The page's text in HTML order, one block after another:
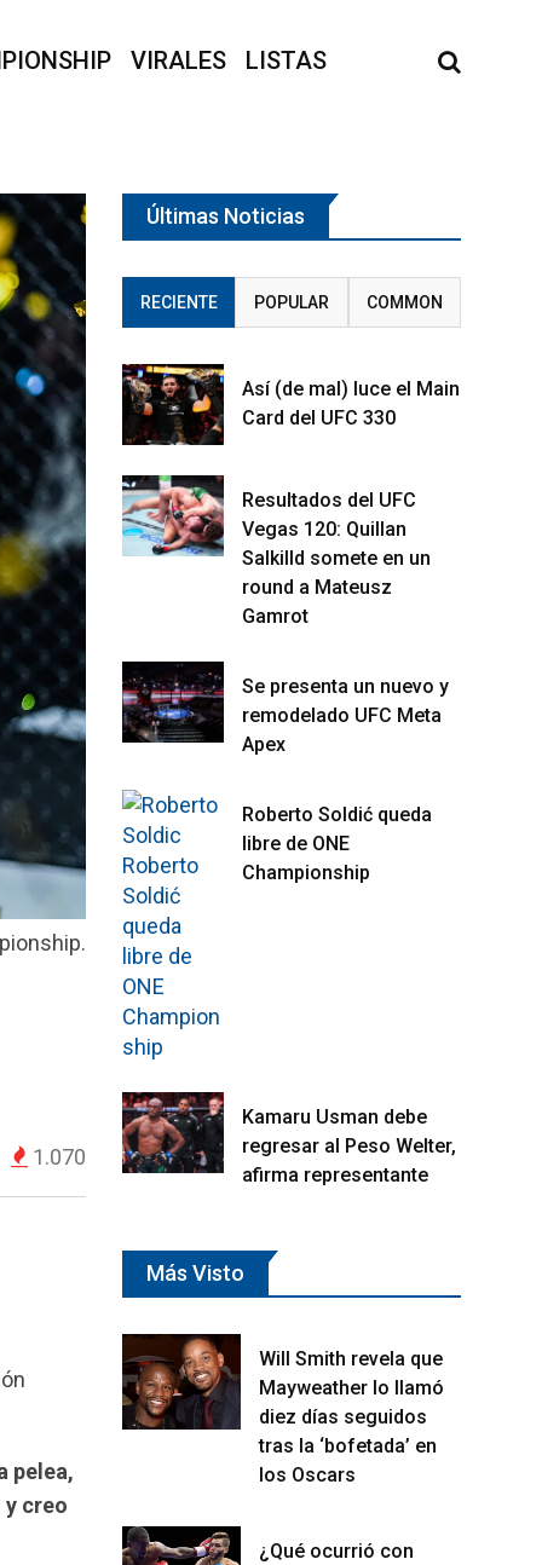
VIRALES LISTAS
1.070
pelea,
y creo
Últimas Noticias
RECIENTE POPULAR COMMON
Así (de mal) luce el Main
Card del UFC 330
Resultados del UFC
Vegas 120: Quillan
Salkilld somete en un
round a Mateusz
Gamrot
Se presenta un nuevo y
remodelado UFC Meta
Apex
Roberto Soldić queda
libre de ONE
Championship
Kamaru Usman debe
regresar al Peso Welter,
afirma representante
Más Visto
Will Smith revela que
Mayweather lo llamó
diez días seguidos
tras la ‘bofetada’ en
los Oscars
¿Qué ocurrió con